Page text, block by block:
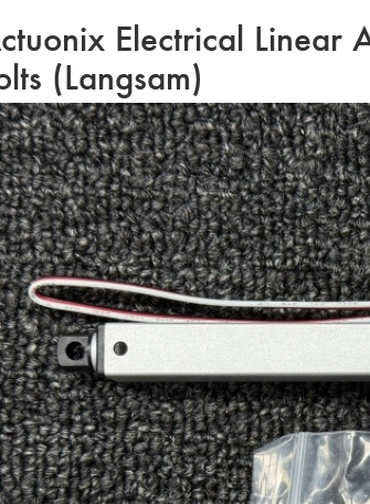
Electrical Linear
(Langsam)